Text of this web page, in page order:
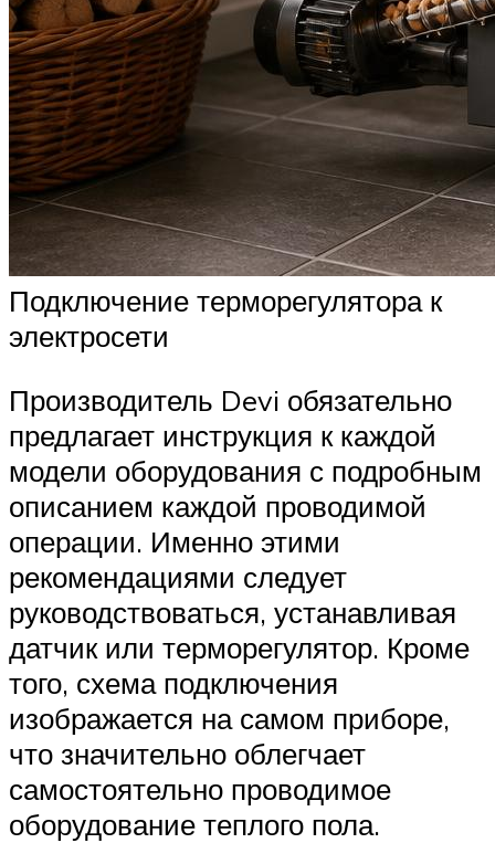
Подключение терморегулятора к
электросети
Производитель Devi обязательно
предлагает инструкция к каждой
модели оборудования с подробным
описанием каждой проводимой
операции. Именно этими
рекомендациями следует
руководствоваться, устанавливая
датчик или терморегулятор. Кроме
того, схема подключения
изображается на самом приборе,
что значительно облегчает
самостоятельно проводимое
оборудование теплого пола.